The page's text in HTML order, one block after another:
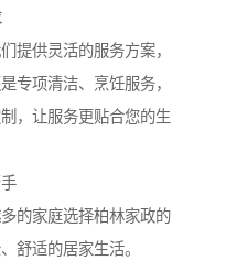
提供灵活的服务方案，
专项清洁、烹饪服务，
，让服务更贴合您的生
的家庭选择柏林家政的
舒适的居家生活。